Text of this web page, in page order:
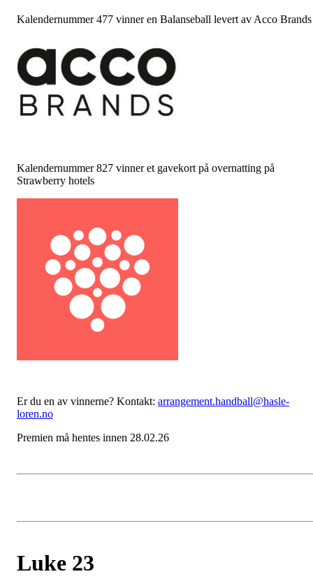
Kalendernummer 477 vinner en Balanseball levert av Acco Brands
Kalendernummer 827 vinner et gavekort på overnatting på
Strawberry hotels
Er du en av vinnerne? Kontakt: arrangement.handball@hasle-
loren.no
Premien må hentes innen 28.02.26
Luke 23